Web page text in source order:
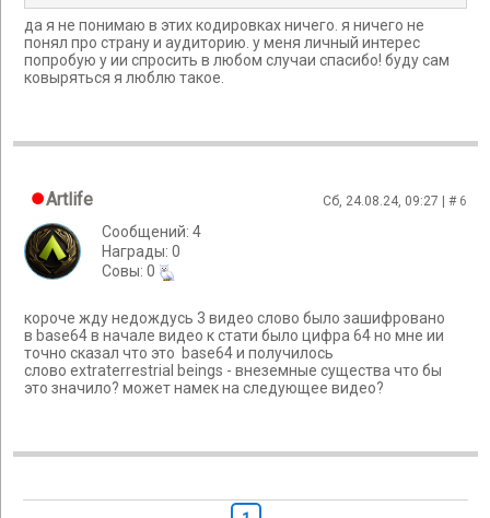
да я не понимаю в этих кодировках ничего. я ничего не
понял про страну и аудиторию. у меня личный интерес
попробую у ии спросить в любом случаи спасибо! буду сам
ковыряться я люблю такое.
Artlife Сб, 24.08.24, 09:27 | # 6
Сообщений: 4
Награды: 0
Cовы: 0
короче жду недождусь 3 видео слово было зашифровано
в base64 в начале видео к стати было цифра 64 но мне ии
точно сказал что это base64 и получилось
слово extraterrestrial beings - внеземные существа что бы
это значило? может намек на следующее видео?